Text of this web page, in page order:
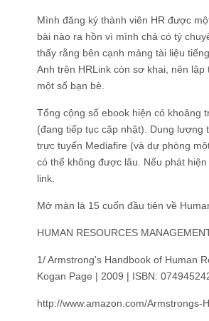
Mình đăng ký thành viên HR được
bài nào ra hồn vì mình chả có tý
thấy rằng bên cạnh mảng tài liệu
Anh trên HRLink còn sơ khai, nên
một số bạn bè.
Tổng cộng số ebook hiện có khoảng
(đang tiếp tục cập nhật). Dung lượng
trực tuyến Mediafire (và dự phòng
có thể không được lâu. Nếu phát
link.
Mở màn là 15 cuốn đầu tiên về
HUMAN RESOURCES
1/ Armstrong's Handbook of Human
Kogan Page | 2009 | ISBN:
http://www.amazon.com/Armstrongs-